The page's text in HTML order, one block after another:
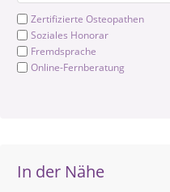
Zertifizierte Osteopathen
Soziales Honorar
Fremdsprache
Online-Fernberatung
In der Nähe